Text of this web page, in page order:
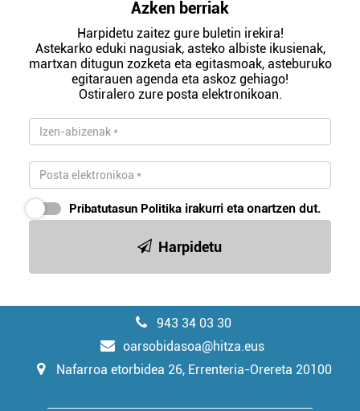
Azken berriak
Harpidetu zaitez gure buletin irekira!
Astekarko eduki nagusiak, asteko albiste ikusienak,
martxan ditugun zozketa eta egitasmoak, asteburuko
egitarauen agenda eta askoz gehiago!
Ostiralero zure posta elektronikoan.
Pribatutasun Politika irakurri eta onartzen dut.
Harpidetu
943 34 03 30
oarsobidasoa@hitza.eus
Nafarroa etorbidea 26, Errenteria-Orereta 20100